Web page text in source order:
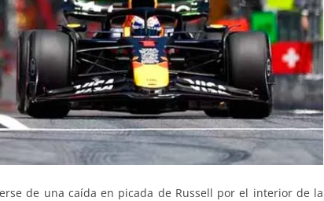
de una caída en picada de Russell por el interior de la